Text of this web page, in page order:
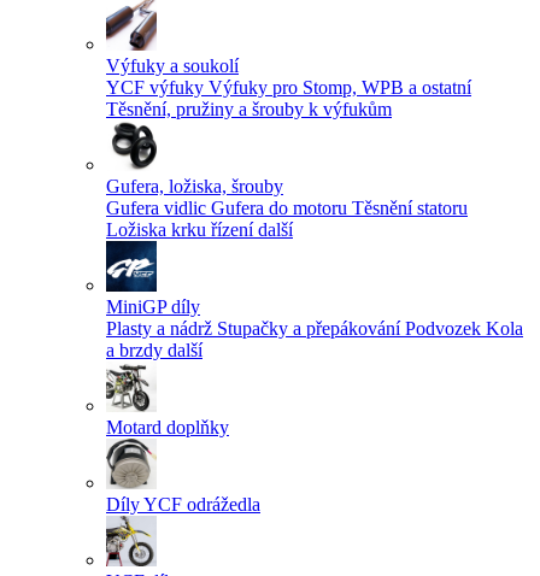
Výfuky a soukolí
YCF výfuky Výfuky pro Stomp, WPB a ostatní
Těsnění, pružiny a šrouby k výfukům
Gufera, ložiska, šrouby
Gufera vidlic Gufera do motoru Těsnění statoru
Ložiska krku řízenídalší
MiniGP díly
Plasty a nádrž Stupačky a přepákováníPodvozek Kola
a brzdy další
Motard doplňky
Díly YCF odrážedla